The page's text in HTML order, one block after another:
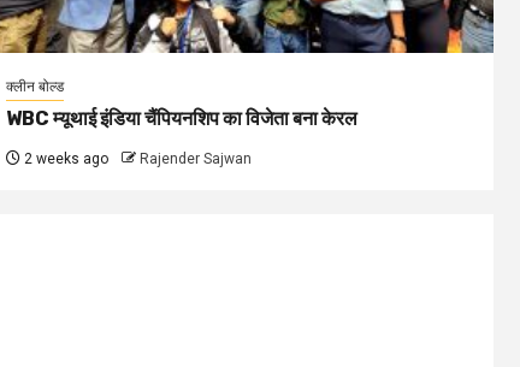
क्लीन बोल्ड
WBC म्यूथाई इंडिया चैंपियनशिप का विजेता बना केरल
2 weeks ago Rajender Sajwan